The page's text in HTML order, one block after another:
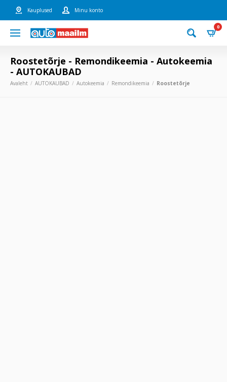
Kauplused Minu konto
0
Roostetõrje - Remondikeemia - Autokeemia
- AUTOKAUBAD
Avaleht AUTOKAUBAD Autokeemia Remondikeemia Roostetõrje